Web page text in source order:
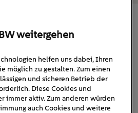
vergleich
weitergehen
helfen uns dabei, Ihren
möglich zu gestalten. Zum einen
und sicheren Betrieb der
Diese Cookies und
immer aktiv. Zum anderen würden
auch Cookies und weitere